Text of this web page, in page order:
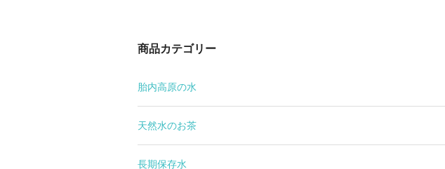
商品カテゴリー
胎内高原の水
天然水のお茶
長期保存水